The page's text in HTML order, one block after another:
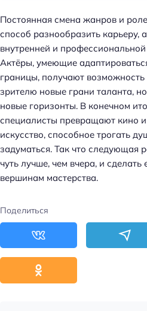
Постоянная смена жанров и
способ разнообразить карьеру,
внутренней и
Актёры, умеющие
границы, получают возможность
зрителю новые грани таланта,
новые горизонты. В конечном
специалисты превращают кино
искусство, способное трогать
задуматься. Так что следующая
чуть лучше, чем вчера, и
вершинам мастерства.
Поделиться